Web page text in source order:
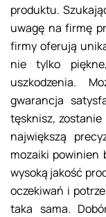
produktu.
uwagę na firmę
firmy oferują
nie tylko
uszkodzenia.
gwarancja
tęsknisz,
największą
mozaiki powinien
wysoką jakość
oczekiwań i
taka sama.